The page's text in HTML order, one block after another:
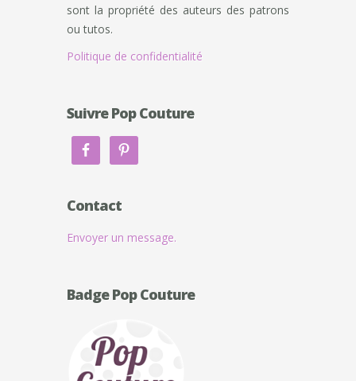
sont la propriété des auteurs des patrons
ou tutos.
Politique de confidentialité
Suivre Pop Couture
Contact
Envoyer un message.
Badge Pop Couture